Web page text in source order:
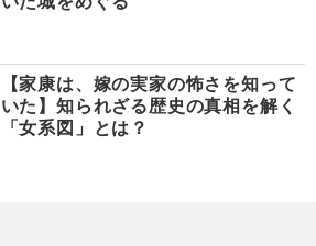
【家康は、嫁の実家の怖さを知って
いた】知られざる歴史の真相を解く
「女系図」とは？